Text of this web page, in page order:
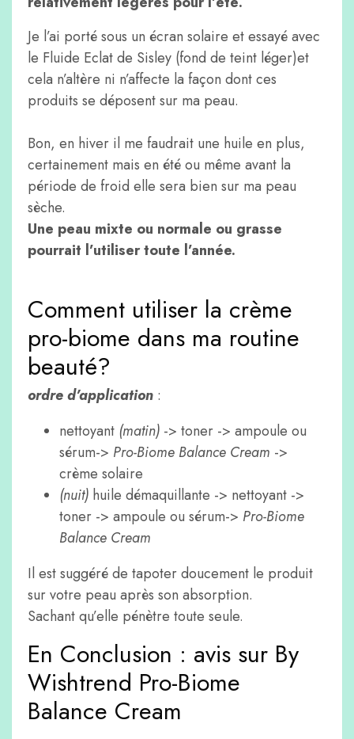
Je l’ai porté sous un écran solaire et essayé avec
le Fluide Eclat de Sisley (fond de teint léger)et
cela n’altère ni n’affecte la façon dont ces
produits se déposent sur ma peau.
Bon, en hiver il me faudrait une huile en plus,
certainement mais en été ou même avant la
période de froid elle sera bien sur ma peau
sèche.
Une peau mixte ou normale ou grasse
pourrait l’utiliser toute l’année.
Comment utiliser la crème
pro-biome dans ma routine
beauté?
ordre d’application :
nettoyant (matin) -> toner -> ampoule ou
sérum-> Pro-Biome Balance Cream ->
crème solaire
(nuit) huile démaquillante -> nettoyant ->
toner -> ampoule ou sérum-> Pro-Biome
Balance Cream
Il est suggéré de tapoter doucement le produit
sur votre peau après son absorption.
Sachant qu’elle pénètre toute seule.
En Conclusion : avis sur By
Wishtrend Pro-Biome
Balance Cream